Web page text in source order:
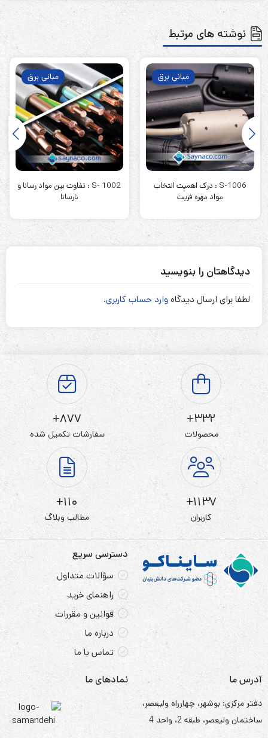
نوشته های مرتبط
مبانی برق
S-1006 : درک اهمیت انتخاب
مواد مهره فریت
مبانی برق
S- 1002 : تفاوت بین مواد رسانا و
نارسانا
دیدگاهتان را بنویسید
لطفا برای ارسال دیدگاهوارد حساب کاربری.
332+
محصولات
877+
سفارشات تکمیل شده
1137+
کاربران
110+
مطالب وبلاگ
دسترسی سریع
سؤالات متداول
راهنمای خرید
قوانین و مقررات
درباره ما
تماس با ما
آدرس ما
دفتر مرکزی: بوشهر، چهارراه ولیعصر،
ساختمان ولیعصر، طبقه 2، واحد 4
نمادهای ما